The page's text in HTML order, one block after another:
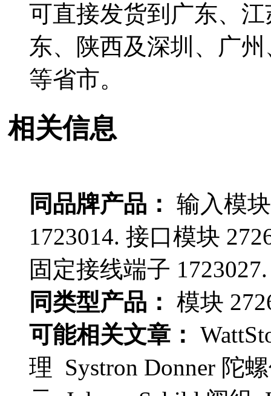
可直接发货到广东、
东、陕西及深圳、广
等省市。
相关信息
同品牌产品： 输入模
1723014. 接口模块
固定接线端子
同类型产品： 模块
可能相关文章：
理 Systron Donner 陀